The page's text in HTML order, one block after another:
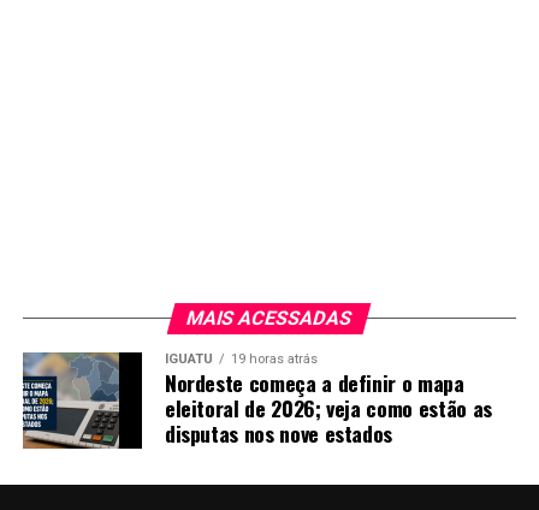
MAIS ACESSADAS
IGUATU 19 horas atrás
Nordeste começa a definir o mapa
eleitoral de 2026; veja como estão as
disputas nos nove estados